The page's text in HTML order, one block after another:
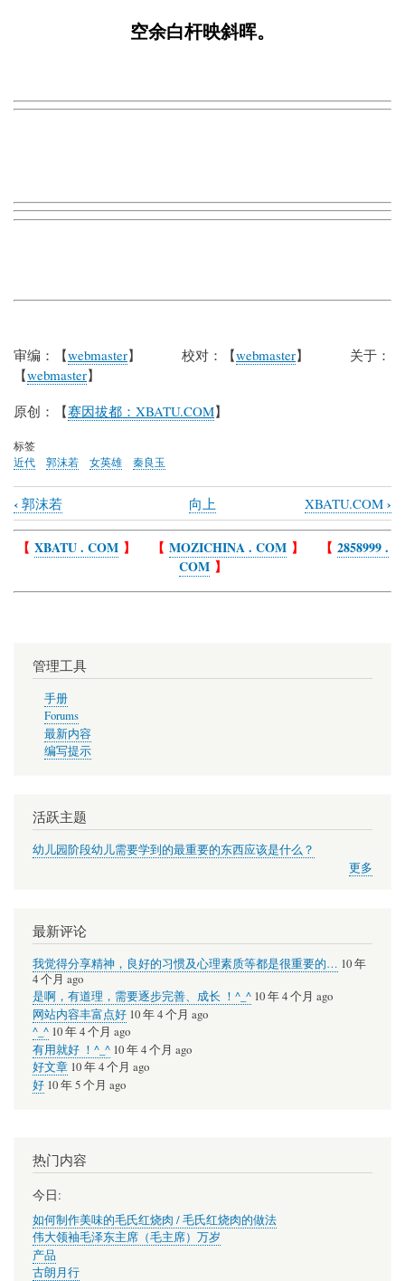
空余白杆映斜晖。
审编：【webmaster】 校对：【webmaster】 关于：
【webmaster】
原创：【赛因拔都：XBATU.COM】
标签
近代
郭沫若 女英雄 秦良玉
Book
traversal
for
玉》
‹ 郭沫若 向上 XBATU.COM ›
【 XBATU . COM】 【 MOZICHINA . COM】 【 2858999 .
COM】
管理工具
手册
Forums
最新内容
编写提示
活跃主题
幼儿园阶段幼儿需要学到的最重要的东西应该是什么？
更多
最新评论
我觉得分享精神，良好的习惯及心理素质等都是很重要的… 10 年
4 个月 ago
是啊，有道理，需要逐步完善、成长 ！^_^ 10 年 4 个月 ago
网站内容丰富点好 10 年 4 个月 ago
^_^ 10 年 4 个月 ago
有用就好 ！^_^ 10 年 4 个月 ago
好文章 10 年 4 个月 ago
好 10 年 5 个月 ago
热门内容
今日:
如何制作美味的毛氏红烧肉 / 毛氏红烧肉的做法
伟大领袖毛泽东主席（毛主席）万岁
产品
古朗月行